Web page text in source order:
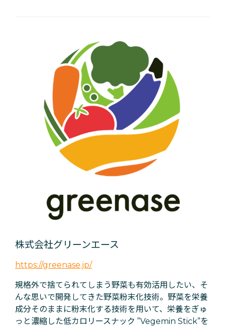
​株式会社グリーンエース
https://greenase.jp/
規格外で捨てられてしまう野菜も有効活用したい、そ
んな思いで開発してきた野菜粉末化技術。野菜を栄養
成分そのままに粉末化する技術を用いて、栄養をぎゅ
っと濃縮した低カロリースナック ”Vegemin Stick”を